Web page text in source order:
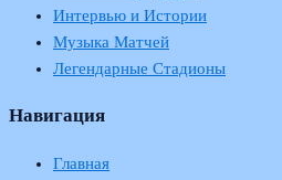
Интервью и Истории
Музыка Матчей
Легендарные Стадионы
Навигация
Главная